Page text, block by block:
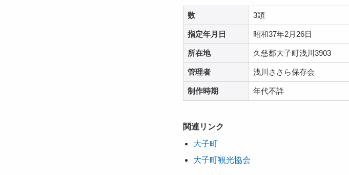
数 3頭
指定年月日 昭和37年2月26日
所在地 久慈郡大子町浅川3903
管理者 浅川ささら保存会
制作時期 年代不詳
関連リンク
大子町
大子町観光協会